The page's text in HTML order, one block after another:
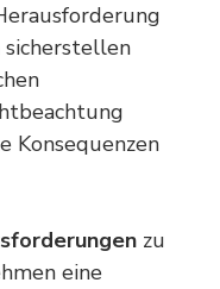
Konsequenzen
zu
eine